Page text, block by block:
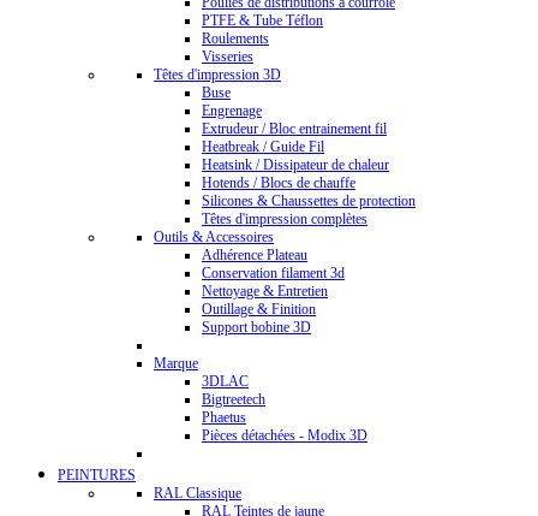
PTFE & Tube Téflon
Roulements
Visseries
Têtes d'impression 3D
Buse
Engrenage
Extrudeur / Bloc entrainement fil
Heatbreak / Guide Fil
Heatsink / Dissipateur de chaleur
Hotends / Blocs de chauffe
Silicones & Chaussettes de protection
Têtes d'impression complètes
Outils & Accessoires
Adhérence Plateau
Conservation filament 3d
Nettoyage & Entretien
Outillage & Finition
Support bobine 3D
Marque
3DLAC
Bigtreetech
Phaetus
Pièces détachées - Modix 3D
PEINTURES
RAL Classique
RAL Teintes de jaune